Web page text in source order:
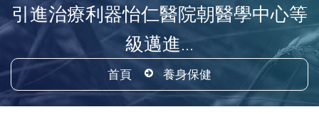
引進治療利器怡仁醫院朝醫學中心等
級邁進...
首頁 養身保健